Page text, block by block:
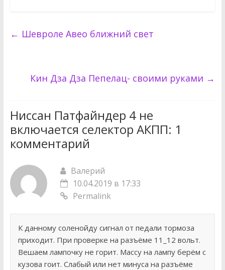
← Шевроле Авео ближний свет
Кин Дза Дза Пепелац- своими руками →
Ниссан Патфайндер 4 не
включается селектор АКПП: 1
комментарий
Валерий
10.04.2019 в 17:33
Permalink
К данному соленойду сигнал от педали тормоза
приходит. При проверке на разъёме 11_12 вольт.
Вешаем лампочку не горит. Массу на лампу берём с
кузова гоит. Слабый или нет минуса на разъёме